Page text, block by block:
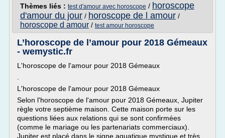
Thèmes liés : test d'amour avec horoscope / horoscope
d'amour du jour / horoscope de l amour /
horoscope d amour / test amour horoscope
L’horoscope de l’amour pour 2018 Gémeaux
- wemystic.fr
L'horoscope de l'amour pour 2018 Gémeaux
L'horoscope de l'amour pour 2018 Gémeaux
Selon l'horoscope de l'amour pour 2018 Gémeaux, Jupiter
règle votre septième maison. Cette maison porte sur les
questions liées aux relations qui se sont confirmées
(comme le mariage ou les partenariats commerciaux).
Jupiter est placé dans le signe aquatique mystique et très